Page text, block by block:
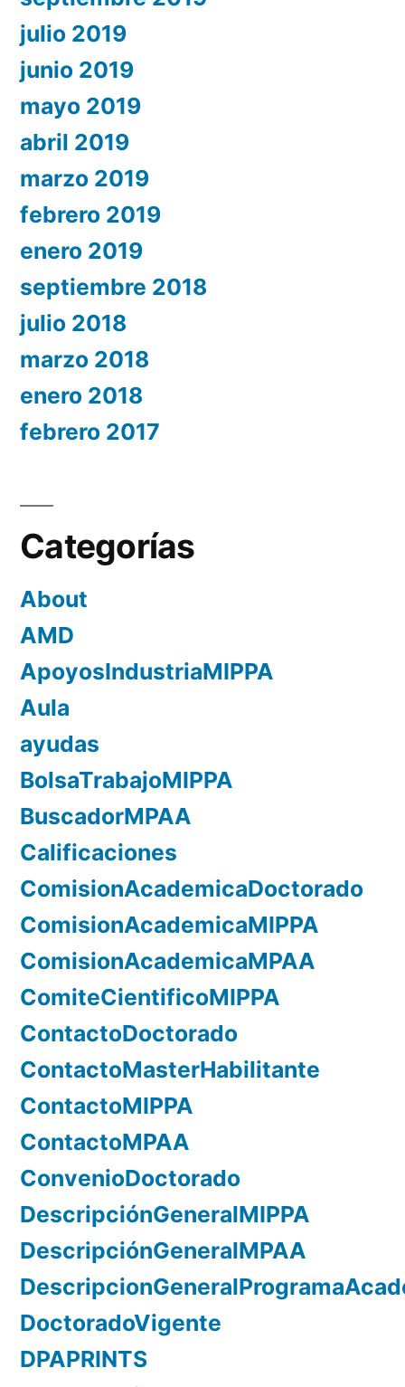
julio 2019
junio 2019
mayo 2019
abril 2019
marzo 2019
febrero 2019
enero 2019
septiembre 2018
julio 2018
marzo 2018
enero 2018
febrero 2017
Categorías
About
AMD
ApoyosIndustriaMIPPA
Aula
ayudas
BolsaTrabajoMIPPA
BuscadorMPAA
Calificaciones
ComisionAcademicaDoctorado
ComisionAcademicaMIPPA
ComisionAcademicaMPAA
ComiteCientificoMIPPA
ContactoDoctorado
ContactoMasterHabilitante
ContactoMIPPA
ContactoMPAA
ConvenioDoctorado
DescripciónGeneralMIPPA
DescripciónGeneralMPAA
DoctoradoVigente
DPAPRINTS